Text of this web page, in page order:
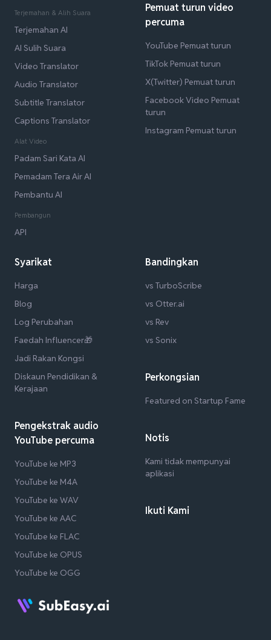
Terjemahan & Alih Suara
Terjemahan AI
AI Sulih Suara
Video Translator
Audio Translator
Subtitle Translator
Captions Translator
Alat Video
Padam Sari Kata AI
Pemadam Tera Air AI
Pembantu AI
Pembangun
API
Pemuat turun video
percuma
YouTube Pemuat turun
TikTok Pemuat turun
X(Twitter) Pemuat turun
Facebook Video Pemuat
turun
Instagram Pemuat turun
Syarikat
Harga
Blog
Log Perubahan
Faedah Influencer🎁
Jadi Rakan Kongsi
Diskaun Pendidikan &
Kerajaan
Pengekstrak audio
YouTube percuma
YouTube ke MP3
YouTube ke M4A
YouTube ke WAV
YouTube ke AAC
YouTube ke FLAC
YouTube ke OPUS
YouTube ke OGG
Bandingkan
vs TurboScribe
vs Otter.ai
vs Rev
vs Sonix
Perkongsian
Featured on Startup Fame
Notis
Kami tidak mempunyai
aplikasi
Ikuti Kami